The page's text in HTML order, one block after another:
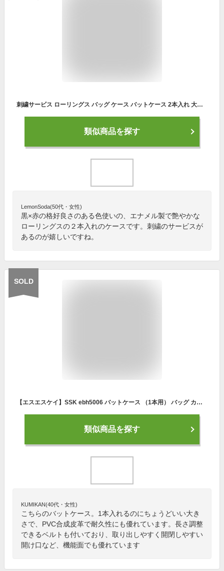
刺繍サービス ローリングス バッグ ケース バットケース 2本入れ 大人用 一般用 アクセサリー 野球 ソフトボール バット EBC10S03 ybc 2020
類似商品を探す
LemonSoda(50代・女性)
黒×赤の格好良さのある色使いの、エナメル製で艶やかな
ローリングスの２本入れのケースです。刺繍のサービスが
あるのが嬉しいですね。
SOLD
【エスエスケイ】SSK ebh5006 バットケース （1本用） バッグ カバン ブラック ホワイト バッドケース 野球 野球用品 送料無料
類似商品を探す
KUMIKAN(40代・女性)
こちらのバットケース。1本入れるのにちょうどいい大き
さで、PVC合成皮革で耐久性にも優れています。長さ調整
できるベルトも付いており、取り出しやすく開閉しやすい
開け口など、機能面でも優れています